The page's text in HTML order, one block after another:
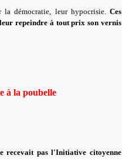
démocratie, leur hypocrisie. Ces
repeindre à tout prix son vernis
à la poubelle
recevait pas l'Initiative citoyenne